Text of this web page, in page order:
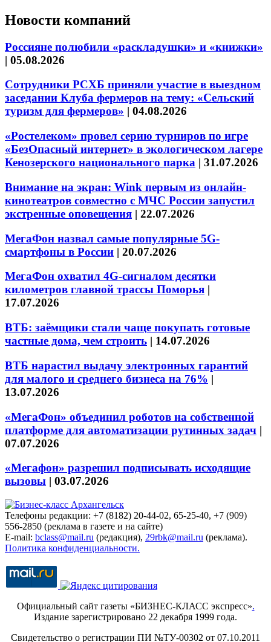
Новости компаний
Россияне полюбили «раскладушки» и «книжки»
| 05.08.2026
Сотрудники РСХБ приняли участие в выездном
заседании Клуба фермеров на тему: «Сельский
туризм для фермеров» | 04.08.2026
«Ростелеком» провел серию турниров по игре
«БезОпасный интернет» в экологическом лагере
Кенозерского национального парка | 31.07.2026
Внимание на экран: Wink первым из онлайн-
кинотеатров совместно с МЧС России запустил
экстренные оповещения | 22.07.2026
МегаФон назвал самые популярные 5G-
смартфоны в России | 20.07.2026
МегаФон охватил 4G-сигналом десятки
километров главной трассы Поморья |
17.07.2026
ВТБ: заёмщики стали чаще покупать готовые
частные дома, чем строить | 14.07.2026
ВТБ нарастил выдачу электронных гарантий
для малого и среднего бизнеса на 76% |
13.07.2026
«МегаФон» объединил роботов на собственной
платформе для автоматизации рутинных задач |
07.07.2026
«Мегафон» разрешил подписывать исходящие
вызовы | 03.07.2026
Телефоны редакции: +7 (8182) 20-44-02, 65-25-40, +7 (909)
556-2850 (реклама в газете и на сайте)
E-mail: bclass@mail.ru (редакция), 29rbk@mail.ru (реклама).
Политика конфиденциальности.
Официальный сайт газеты «БИЗНЕС-КЛАСС экспресс».
Издание зарегистрировано 22 декабря 1999 года.
Свидетельство о регистрации ПИ №ТУ-00302 от 07.10.2011